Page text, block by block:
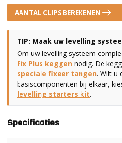
AANTAL CLIPS BEREKENEN
TIP: Maak uw levelling
Om uw levelling systeem
Fix Plus keggen nodig. De
speciale fixeer tangen. Wilt u
basiscomponenten bij elkaar,
levelling starters kit.
Specificaties